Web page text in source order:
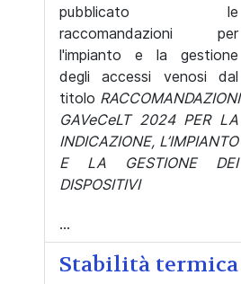
pubblicato le
raccomandazioni per
l'impianto e la gestione
degli accessi venosi dal
titolo RACCOMANDAZIONI
GAVeCeLT 2024 PER LA
INDICAZIONE, L’IMPIANTO
E LA GESTIONE DEI
DISPOSITIVI
...
Stabilità termica